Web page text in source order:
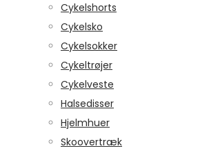
Cykelshorts
Cykelsko
Cykelsokker
Cykeltrøjer
Cykelveste
Halsedisser
Hjelmhuer
Skoovertræk